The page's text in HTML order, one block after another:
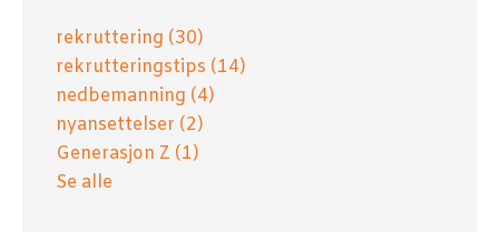
rekruttering (30)
rekrutteringstips (14)
nedbemanning (4)
nyansettelser (2)
Generasjon Z (1)
Se alle